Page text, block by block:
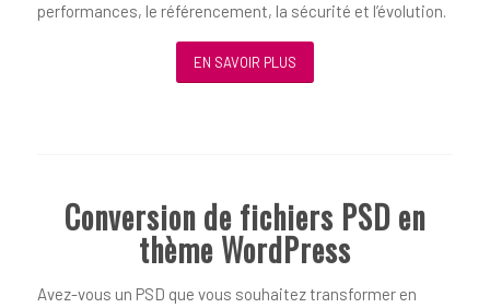
performances, le référencement, la sécurité et l’évolution.
EN SAVOIR PLUS
Conversion de fichiers PSD en
thème WordPress
Avez-vous un PSD que vous souhaitez transformer en